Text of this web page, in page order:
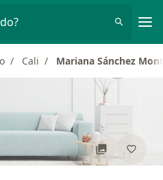
Cali Mariana Sánchez